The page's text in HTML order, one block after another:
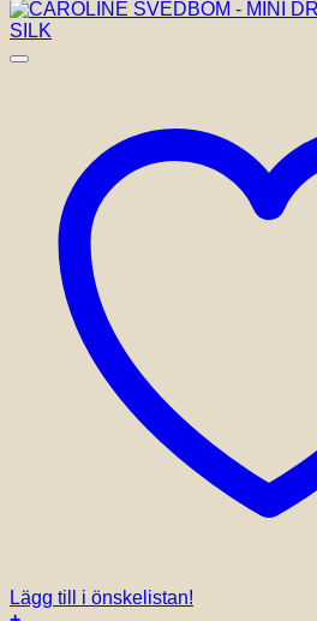
Lägg till i önskelistan!